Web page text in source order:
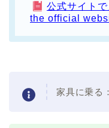
公式サイト
the official
家具に乗る：